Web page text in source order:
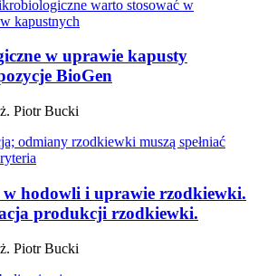
w uprawie kapusty
BioGen
Piotr Bucki
w hodowli i uprawie rzodkiewki.
produkcji rzodkiewki.
Piotr Bucki